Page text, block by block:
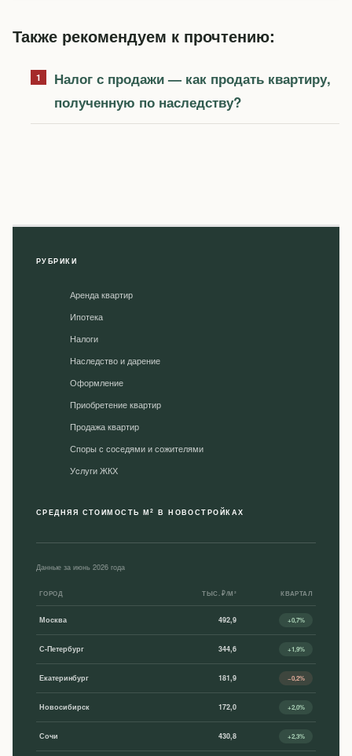
Также рекомендуем к прочтению:
Налог с продажи — как продать квартиру,
полученную по наследству?
РУБРИКИ
Аренда квартир
Ипотека
Налоги
Наследство и дарение
Оформление
Приобретение квартир
Продажа квартир
Споры с соседями и сожителями
Уcлуги ЖКХ
СРЕДНЯЯ СТОИМОСТЬ М2 В НОВОСТРОЙКАХ
Данные за июнь 2026 года
ГОРОД ТЫС. ₽/М² КВАРТАЛ
Москва 492,9 +0,7%
С-Петербург 344,6 +1,9%
Екатеринбург 181,9 −0,2%
Новосибирск 172,0 +2,0%
Сочи 430,8 +2,3%